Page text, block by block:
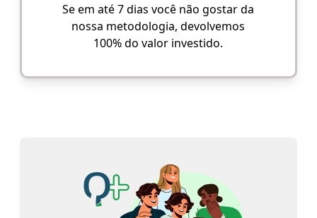
Se em até 7 dias você não gostar da
nossa metodologia, devolvemos
100% do valor investido.